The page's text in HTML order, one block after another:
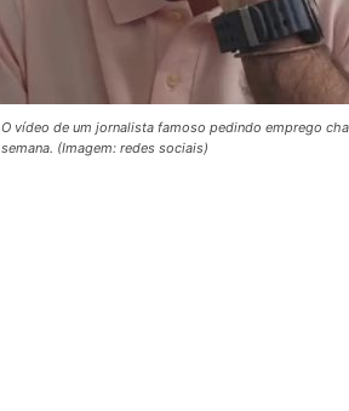
O vídeo de um jornalista famoso pedindo emprego
semana. (Imagem: redes sociais)